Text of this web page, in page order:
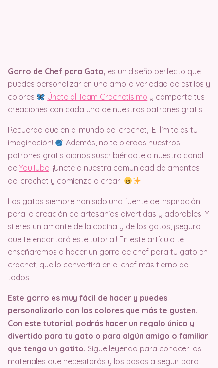
Gorro de Chef para Gato, es un diseño perfecto que
puedes personalizar en una amplia variedad de estilos y
colores
Únete al Team Crochetisimo y comparte tus
creaciones con cada uno de nuestros patrones gratis.
Recuerda que en el mundo del crochet, ¡El límite es tu
imaginación!
Además, no te pierdas nuestros
patrones gratis diarios suscribiéndote a nuestro canal
de YouTube. ¡Únete a nuestra comunidad de amantes
del crochet y comienza a crear!
Los gatos siempre han sido una fuente de inspiración
para la creación de artesanías divertidas y adorables. Y
si eres un amante de la cocina y de los gatos, ¡seguro
que te encantará este tutorial! En este artículo te
enseñaremos a hacer un gorro de chef para tu gato en
crochet, que lo convertirá en el chef más tierno de
todos.
Este gorro es muy fácil de hacer y puedes
personalizarlo con los colores que más te gusten.
Con este tutorial, podrás hacer un regalo único y
divertido para tu gato o para algún amigo o familiar
que tenga un gatito. Sigue leyendo para conocer los
materiales que necesitarás y los pasos a seguir para